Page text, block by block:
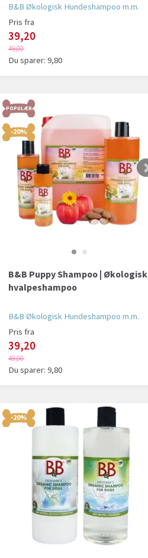
B&B Økologisk Hundeshampoo m.m.
Pris fra
39,20
49,00
Du sparer:9,80
POPULÆR
-20%
B&B Puppy Shampoo | Økologisk
hvalpeshampoo
B&B Økologisk Hundeshampoo m.m.
Pris fra
39,20
49,00
Du sparer:9,80
-20%